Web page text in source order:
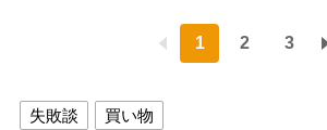
1 2 3
失敗談 買い物